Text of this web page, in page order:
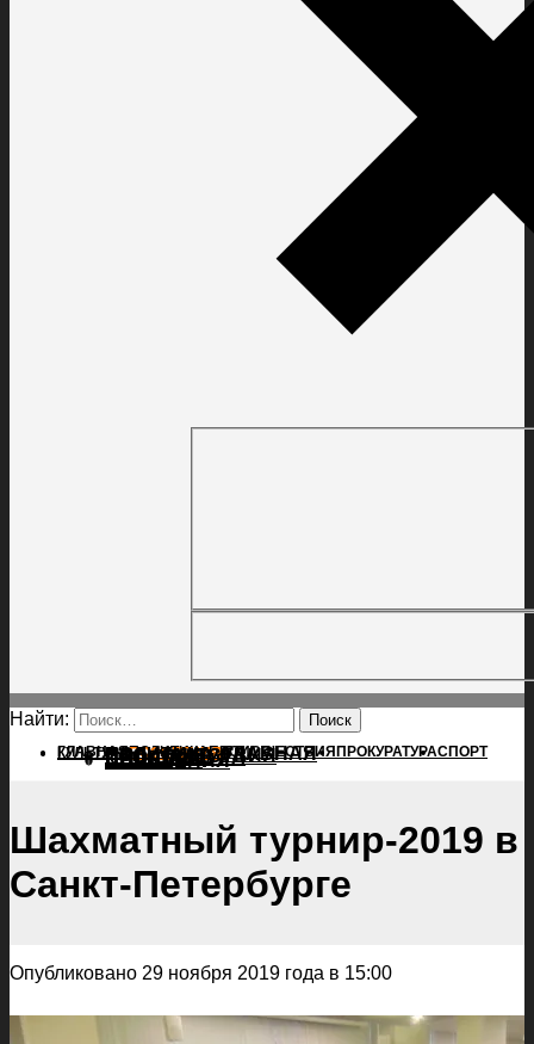
Найти:
ГЛАВНАЯПОЛИТИКАПРОИСШЕСТВИЯ ПРОКУРАТУРАСПОРТ
КУЛЬТУРАПОСЕЛЕНИЯГЛАВНАЯ
ПОЛИТИКА
ПРОИСШЕСТВИЯ
ПРОКУРАТУРА
СПОРТ
КУЛЬТУРА
ПОСЕЛЕНИЯ
Шахматный турнир-2019 в
Санкт-Петербурге
Опубликовано 29 ноября 2019 года в 15:00